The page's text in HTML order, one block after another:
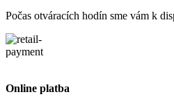
Počas otváracích hodín sme vám k
Online platba